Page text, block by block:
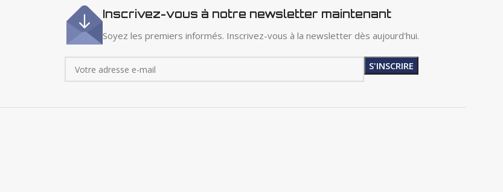
Inscrivez-vous à notre newsletter maintenant
Soyez les premiers informés. Inscrivez-vous à la newsletter dès aujourd'hui.